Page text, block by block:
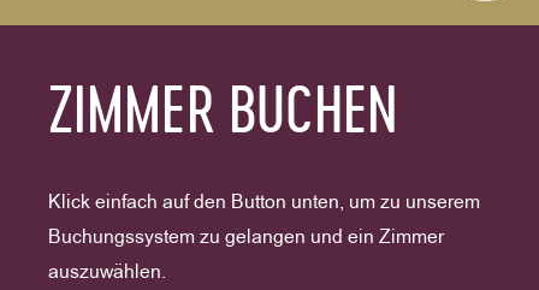
ZIMMER BUCHEN
Klick einfach auf den Button unten, um zu unserem
Buchungssystem zu gelangen und ein Zimmer
auszuwählen.